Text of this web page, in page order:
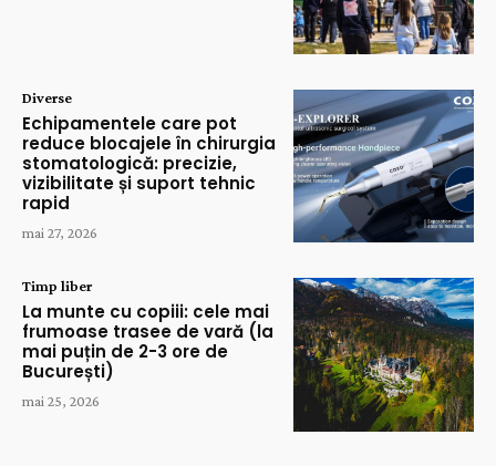
Diverse
Echipamentele care pot
reduce blocajele în chirurgia
stomatologică: precizie,
vizibilitate și suport tehnic
rapid
mai 27, 2026
Timp liber
La munte cu copiii: cele mai
frumoase trasee de vară (la
mai puțin de 2-3 ore de
București)
mai 25, 2026